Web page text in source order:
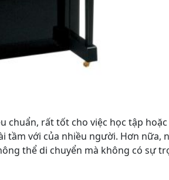
rất tốt cho việc học tập
tầm với của nhiều người. Hơn nữa,
thể di chuyển mà không có sự